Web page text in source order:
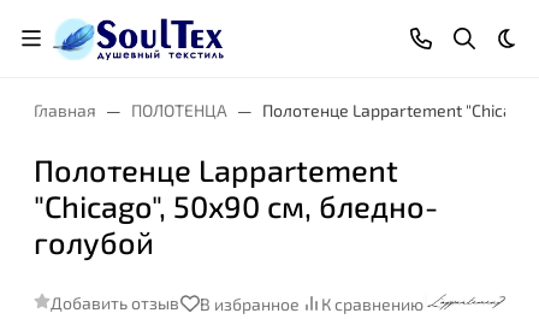
Главная ПОЛОТЕНЦА Полотенце Lappartement
Полотенце Lappartement
"Chicago", 50x90 см, бледно-
голубой
Добавить отзыв В избранное К сравнению